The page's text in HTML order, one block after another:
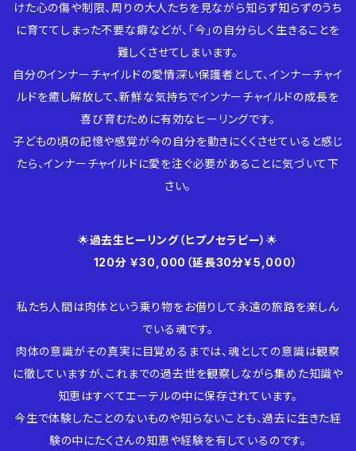
けた心の傷や制限、周りの大人たちを見ながら知らず知らずのうち
に育ててしまった不要な癖などが、「今」の自分らしく生きることを
難しくさせてしまいます。
自分のインナーチャイルドの愛情深い保護者として、インナーチャイ
ルドを癒し解放して、新鮮な気持ちでインナーチャイルドの成長を
喜び育むために有効なヒーリングです。
子どもの頃の記憶や感覚が今の自分を動きにくくさせていると感じ
たら、インナーチャイルドに愛を注ぐ必要があることに気づいて下
さい。
🌟過去生ヒーリング（ヒプノセラピー）🌟
120分 ￥30,000（延長30分￥5,000）
私たち人間は肉体という乗り物をお借りして永遠の旅路を楽しん
でいる魂です。
肉体の意識がその真実に目覚めるまでは、魂としての意識は観察
に徹していますが、これまでの過去世を観察しながら集めた知識や
知恵はすべてエーテルの中に保存されています。
今生で体験したことのないものや知らないことも、過去に生きた経
験の中にたくさんの知恵や経験を有しているのです。